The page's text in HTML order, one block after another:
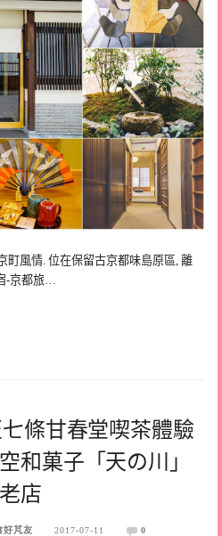
町風情. 位在保留古京都味島原區, 離
-京都旅…
條甘春堂喫茶體驗
和菓子「天の川」
店
好芃友 2017-07-11 0